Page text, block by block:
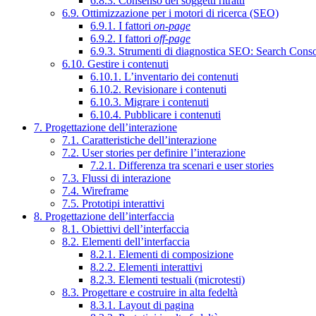
6.9. Ottimizzazione per i motori di ricerca (SEO)
6.9.1. I fattori on-page
6.9.2. I fattori off-page
6.9.3. Strumenti di diagnostica SEO: Search
6.10. Gestire i contenuti
6.10.1. L’inventario dei contenuti
6.10.2. Revisionare i contenuti
6.10.3. Migrare i contenuti
6.10.4. Pubblicare i contenuti
7. Progettazione dell’interazione
7.1. Caratteristiche dell’interazione
7.2. User stories per definire l’interazione
7.2.1. Differenza tra scenari e user stories
7.3. Flussi di interazione
7.4. Wireframe
7.5. Prototipi interattivi
8. Progettazione dell’interfaccia
8.1. Obiettivi dell’interfaccia
8.2. Elementi dell’interfaccia
8.2.1. Elementi di composizione
8.2.2. Elementi interattivi
8.2.3. Elementi testuali (microtesti)
8.3. Progettare e costruire in alta fedeltà
8.3.1. Layout di pagina